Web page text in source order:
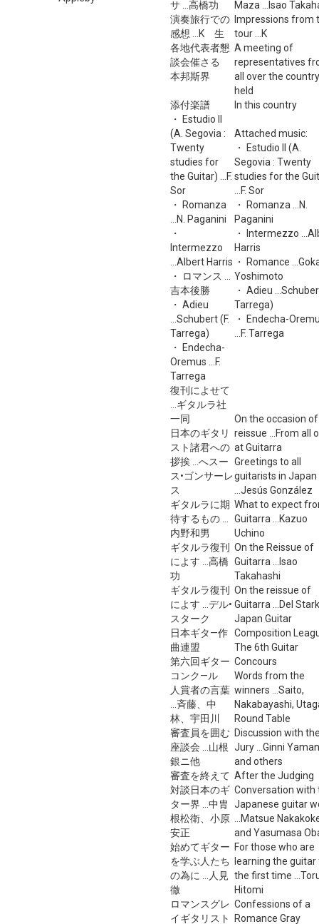
サ ...高橋功
演奏旅行での
感想 ...K 生
各地代表者懇
談会催さる
本邦斯界
添付楽譜
・ Estudio II
(A. Segovia :
Twenty
studies for
the Guitar) ...F.
Sor
・ Romanza
...N. Paganini
・
Intermezzo
...Albert Harris
・ ロマンス ...
吉本後勝
・ Adieu
...Schubert (F.
Tarrega)
・ Endecha-
Oremus ...F.
Tarrega
Maza ...Isao
Impressions from
tour ...K
A meeting of
representatives
all over the
held
In this country
Attached music:
・ Estudio II (A.
Segovia : Twenty
studies for the
...F. Sor
・ Romanza ...N.
Paganini
・ Intermezzo
Harris
・ Romance
Yoshimoto
・ Adieu
Tarrega)
・ Endecha-
...F. Tarrega
復刊によせて
...ギタルラ社
一同
日本のギタリ
スト諸君への
拶挨 ...へスー
ス•ゴンサーレ
ス
ギタルラに期
待するもの ...
内野和男
ギタルラ復刊
によす ...高橋
功
ギタルラ復刊
によす ...デル•
スターク
日本ギタ—作
曲連盟
第六回ギター
コンク—ル
人賞者の言葉
...斉藤、中
林、宇田川
審査員を囲む
座談会 ...山根
銀ニ他
審査を終えて
対談日本のギ
ター界 ...中胄
根松衛、小原
安正
始めてギター
を学ぶ人たち
の為に ...人見
徹
ロマンスグレ
イギタリスト
On the occasion
reissue ...From all
at Guitarra
Greetings to all
guitarists in Japan
...Jesús González
What to expect
Guitarra ...Kazuo
Uchino
On the Reissue of
Guitarra ...Isao
Takahashi
On the reissue of
Guitarra ...Del Stark
Japan Guitar
Composition
The 6th Guitar
Concours
Words from the
winners ...Saito,
Nakabayashi,
Round Table
Discussion with
Jury ...Ginni
and others
After the Judging
Conversation with
Japanese guitar
...Matsue
and Yasumasa
For those who are
learning the
the first time
Hitomi
Confessions of a
Romance Gray